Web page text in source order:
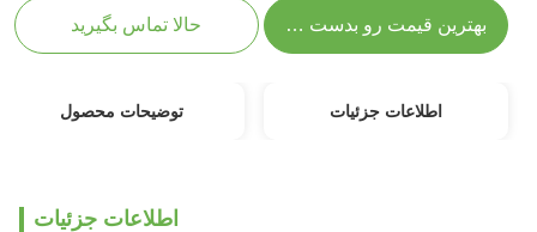
بهترین قیمت رو بدست بیار حالا تماس بگیرید
اطلاعات جزئیات توضیحات محصول
اطلاعات جزئیات